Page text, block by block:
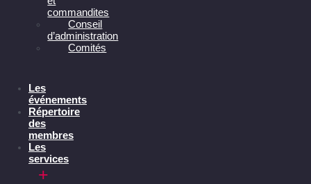
commandites
Conseil
d’administration
Comités
Les
événements
Répertoire
des
membres
Les
services